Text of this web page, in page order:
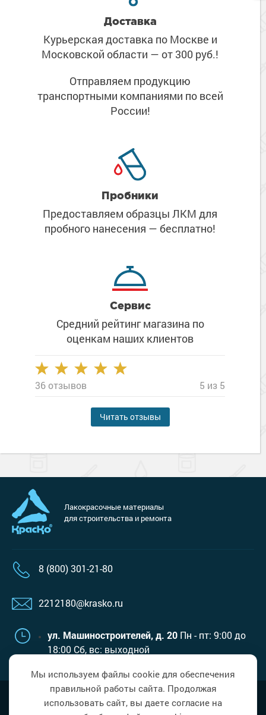
Доставка
Курьерская доставка по Москве и
Московской области — от 300 руб.!
Отправляем продукцию
транспортными компаниями по всей
России!
Пробники
Предоставляем образцы ЛКМ для
пробного нанесения — бесплатно!
Сервис
Средний рейтинг магазина по
оценкам наших клиентов
36 отзывов 5 из 5
Читать отзывы
Лакокрасочные материалы
для строительства и ремонта
8 (800) 301-21-80
2212180@krasko.ru
ул. Машиностроителей, д. 20 Пн - пт: 9:00 до
18:00 Сб, вс: выходной
Политика в области обработки
персональных данных
Мы используем файлы cookie для обеспечения
правильной работы сайта. Продолжая
использовать сайт, вы даете согласие на